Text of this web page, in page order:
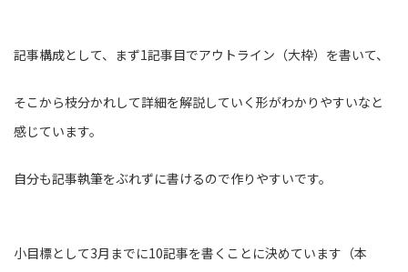
記事構成として、まず1記事目でアウトライン（大枠）を書いて、
そこから枝分かれして詳細を解説していく形がわかりやすいなと
感じています。
自分も記事執筆をぶれずに書けるので作りやすいです。
小目標として3月までに10記事を書くことに決めています（本